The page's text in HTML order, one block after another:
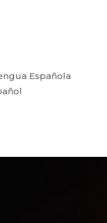
Española